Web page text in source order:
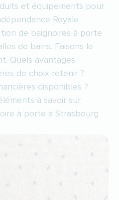
et équipements pour
Royale
de baignoires à porte
de bains. Faisons le
Quels avantages
de choix retenir ?
disponibles ?
à savoir sur
à porte à Strasbourg